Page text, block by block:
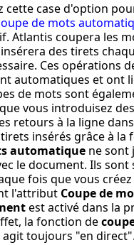
cette case d'option
de mots
Atlantis coupera les
des tirets
Ces opérations
automatiques et ont
de mots sont
vous introduisez
retours à la ligne
insérés grâce à la
automatique ne sont
le document. Ils
fois que vous
l'attribut Coupe de
est activé dans la
la fonction de
agit toujours "en direct".